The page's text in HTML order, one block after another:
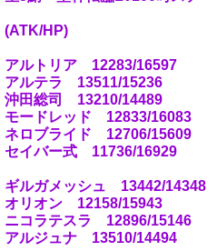
(ATK/HP)
アルトリア 12283/16597
アルテラ 13511/15236
沖田総司 13210/14489
モードレッド 12833/16083
ネロブライド 12706/15609
セイバー式 11736/16929
ギルガメッシュ 13442/14348
オリオン 12158/15943
ニコラテスラ 12896/15146
アルジュナ 13510/14494